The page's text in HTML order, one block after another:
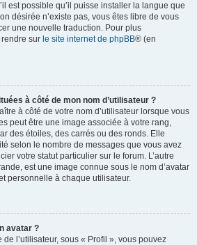
est possible qu’il puisse installer la langue que
désirée n’existe pas, vous êtes libre de vous
une nouvelle traduction. Pour plus
sur le site internet de phpBB® (en
à côté de mon nom d’utilisateur ?
à côté de votre nom d’utilisateur lorsque vous
peut être une image associée à votre rang,
des étoiles, des carrés ou des ronds. Elle
selon le nombre de messages que vous avez
votre statut particulier sur le forum. L’autre
est une image connue sous le nom d’avatar
personnelle à chaque utilisateur.
avatar ?
l’utilisateur, sous « Profil », vous pouvez